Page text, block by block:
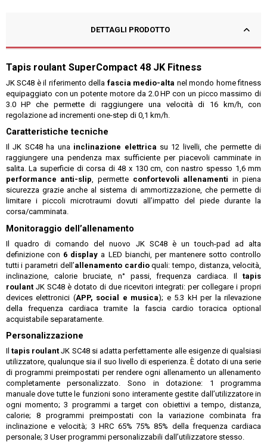
DETTAGLI PRODOTTO
Tapis roulant SuperCompact 48 JK Fitness
JK SC48 è il riferimento della fascia medio-alta nel mondo home fitness
equipaggiato con un potente motore da 2.0 HP con un picco massimo di
3.0 HP che permette di raggiungere una velocità di 16 km/h, con
regolazione ad incrementi one-step di 0,1 km/h.
Caratteristiche tecniche
Il JK SC48 ha una inclinazione elettrica su 12 livelli, che permette di
raggiungere una pendenza max sufficiente per piacevoli camminate in
salita. La superficie di corsa di 48 x 130 cm, con nastro spesso 1,6 mm
performance anti-slip, permette confortevoli allenamenti in piena
sicurezza grazie anche al sistema di ammortizzazione, che permette di
limitare i piccoli microtraumi dovuti all’impatto del piede durante la
corsa/camminata.
Monitoraggio dell’allenamento
Il quadro di comando del nuovo JK SC48 è un touch-pad ad alta
definizione con 6 display a LED bianchi, per mantenere sotto controllo
tutti i parametri dell’allenamento cardioquali: tempo, distanza, velocità,
inclinazione, calorie bruciate, n° passi, frequenza cardiaca. Iltapis
roulantJK SC48 è dotato di due ricevitori integrati: per collegare i propri
devices elettronici (APP, social e musica); e 5.3 kH per la rilevazione
della frequenza cardiaca tramite la fascia cardio toracica optional
acquistabile separatamente.
Personalizzazione
Il tapis roulant JK SC48 si adatta perfettamente alle esigenze di qualsiasi
utilizzatore, qualunque sia il suo livello di esperienza. È dotato di una serie
di programmi preimpostati per rendere ogni allenamento un allenamento
completamente personalizzato. Sono in dotazione: 1 programma
manuale dove tutte le funzioni sono interamente gestite dall’utilizzatore in
ogni momento; 3 programmi a target con obiettivi a tempo, distanza,
calorie; 8 programmi preimpostati con la variazione combinata fra
inclinazione e velocità; 3 HRC 65% 75% 85% della frequenza cardiaca
personale; 3 User programmi personalizzabili dall’utilizzatore stesso.